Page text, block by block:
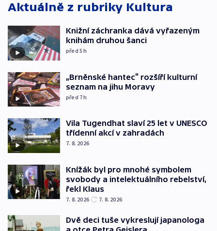
Aktuálně z rubriky Kultura
Knižní záchranka dává vyřazeným
knihám druhou šanci
před 5h
„Brněnské hantec“ rozšíří kulturní
seznam na jihu Moravy
před 7h
Vila Tugendhat slaví 25 let v UNESCO
třídenní akcí v zahradách
7. 8. 2026
Knížák byl pro mnohé symbolem
svobody a intelektuálního rebelství,
řekl Klaus
7. 8. 2026 7. 8. 2026
Dvě deci tuše vykreslují japanologa